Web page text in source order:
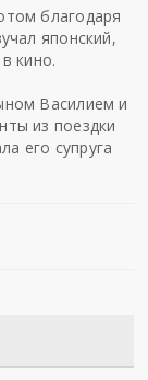
благодаря
японский,
кино.
Василием и
из поездки
его супруга